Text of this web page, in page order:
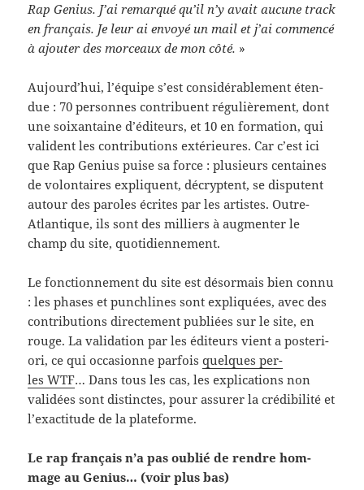
Rap Genius. J’ai remar­qué qu’il n’y avait aucune track
en français. Je leur ai envoyé un mail et j’ai com­mencé
à ajouter des morceaux de mon côté. »
Aujourd’hui, l’équipe s’est con­sid­érable­ment éten­
due : 70 per­son­nes con­tribuent régulière­ment, dont
une soix­an­taine d’éditeurs, et 10 en for­ma­tion, qui
vali­dent les con­tri­bu­tions extérieures. Car c’est ici
que Rap Genius puise sa force : plusieurs cen­taines
de volon­taires expliquent, décryptent, se dis­putent
autour des paroles écrites par les artistes. Outre-​
Atlantique, ils sont des mil­liers à aug­menter le
champ du site, quotidiennement.
Le fonc­tion­nement du site est désor­mais bien connu
: les phases et punch­lines sont expliquées, avec des
con­tri­bu­tions directe­ment pub­liées sur le site, en
rouge. La val­i­da­tion par les édi­teurs vient a pos­te­ri­
ori, ce qui occa­sionne par­foisquelques per­
les WTF… Dans tous les cas, les expli­ca­tions non
validées sont dis­tinctes, pour assurer la crédi­bil­ité et
l’exactitude de la plateforme.
Le rap français n’a pas oublié de ren­dre hom­
mage au Genius… (voir plus bas)